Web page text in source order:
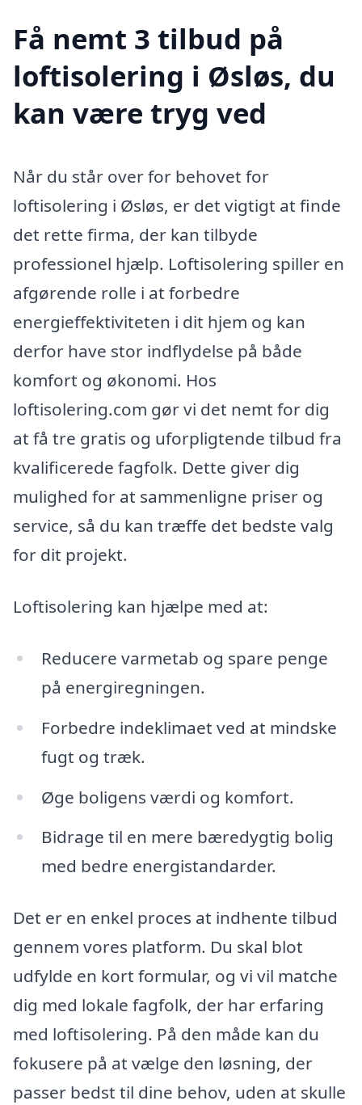
Få nemt 3 tilbud på
loftisolering i Øsløs, du
kan være tryg ved
Når du står over for behovet for
loftisolering i Øsløs, er det vigtigt at finde
det rette firma, der kan tilbyde
professionel hjælp. Loftisolering spiller en
afgørende rolle i at forbedre
energieffektiviteten i dit hjem og kan
derfor have stor indflydelse på både
komfort og økonomi. Hos
loftisolering.com gør vi det nemt for dig
at få tre gratis og uforpligtende tilbud fra
kvalificerede fagfolk. Dette giver dig
mulighed for at sammenligne priser og
service, så du kan træffe det bedste valg
for dit projekt.
Loftisolering kan hjælpe med at:
Reducere varmetab og spare penge
på energiregningen.
Forbedre indeklimaet ved at mindske
fugt og træk.
Øge boligens værdi og komfort.
Bidrage til en mere bæredygtig bolig
med bedre energistandarder.
Det er en enkel proces at indhente tilbud
gennem vores platform. Du skal blot
udfylde en kort formular, og vi vil matche
dig med lokale fagfolk, der har erfaring
med loftisolering. På den måde kan du
fokusere på at vælge den løsning, der
passer bedst til dine behov, uden at skulle